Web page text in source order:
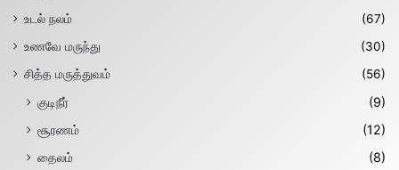
உடல் நலம்
(67)
உணவே மருந்து
(30)
சித்த மருத்துவம்
(56)
குடிநீர்
(9)
சூரணம்
(12)
தைலம்
(8)